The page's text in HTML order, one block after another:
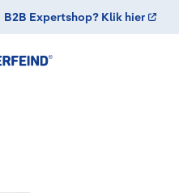
B2B Expertshop? Klik hier